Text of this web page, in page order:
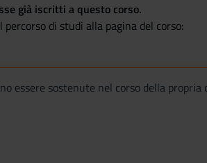
già iscritti a questo corso.
di studi alla pagina del corso:
essere sostenute nel corso della propria
per periodo